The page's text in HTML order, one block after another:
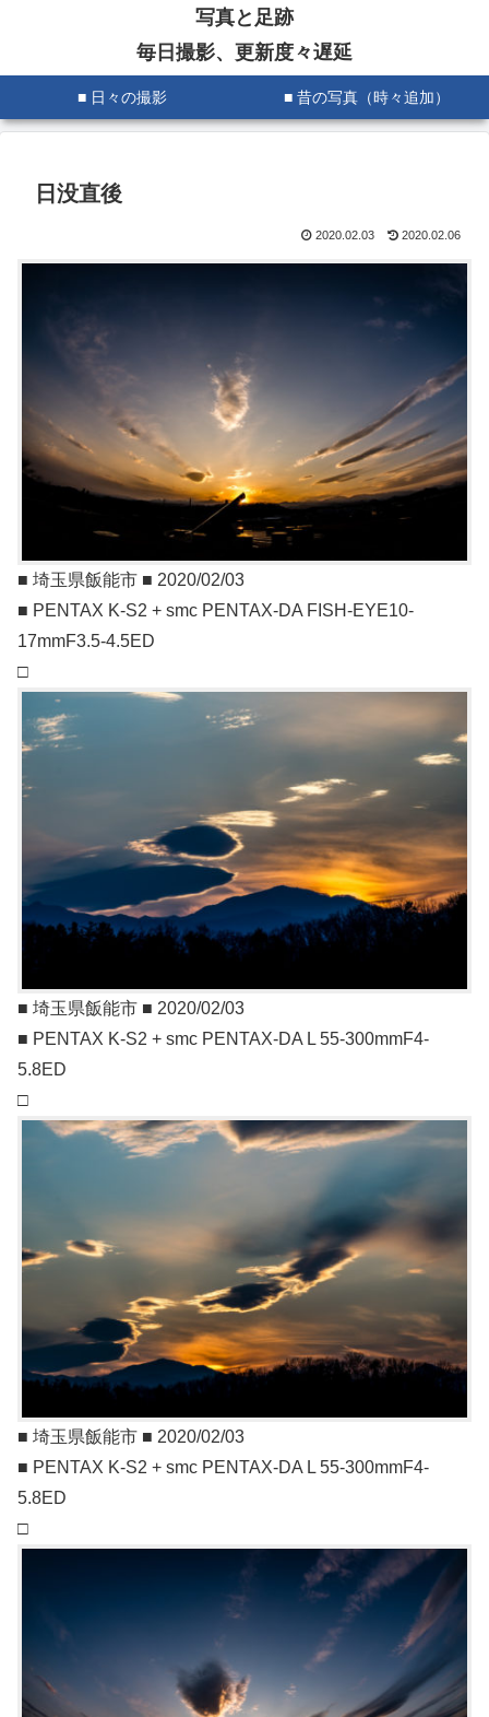
写真と足跡
毎日撮影、更新度々遅延
■ 日々の撮影 ■ 昔の写真（時々追加）
日没直後
2020.02.03 2020.02.06
■ 埼玉県飯能市 ■ 2020/02/03
■ PENTAX K-S2 + smc PENTAX-DA FISH-EYE10-
17mmF3.5-4.5ED
□
■ 埼玉県飯能市 ■ 2020/02/03
■ PENTAX K-S2 + smc PENTAX-DA L 55-300mmF4-
5.8ED
□
■ 埼玉県飯能市 ■ 2020/02/03
■ PENTAX K-S2 + smc PENTAX-DA L 55-300mmF4-
5.8ED
□